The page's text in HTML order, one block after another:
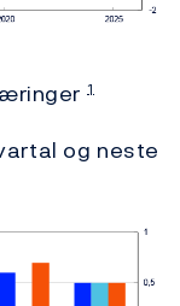
1
og neste